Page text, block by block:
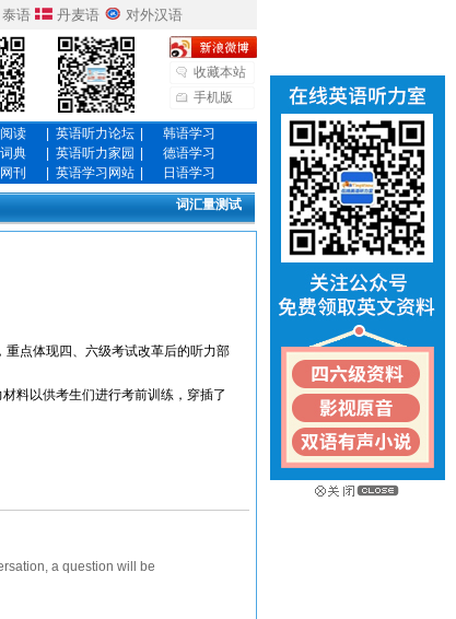
泰语 丹麦语 对外汉语
收藏本站
手机版
读 英语听力论坛
韩语学习
典 英语听力家园
德语学习
刊 英语学习网站 日语学习
词汇量测试
点体现四、六级考试改革后的听力部
料以供考生们进行考前训练，穿插了
a question will be